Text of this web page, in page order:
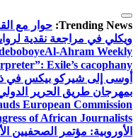
التجاوز
إلى
المحتوى
Trending News: حوار مع
ويكلي في مراجعة نقدية
Al-Ahram Weekly
Exile’s cacophany
أوسى إلى شيركو بيكس في
بمهرجان طريق الحرير
European Commission
of African Journalists